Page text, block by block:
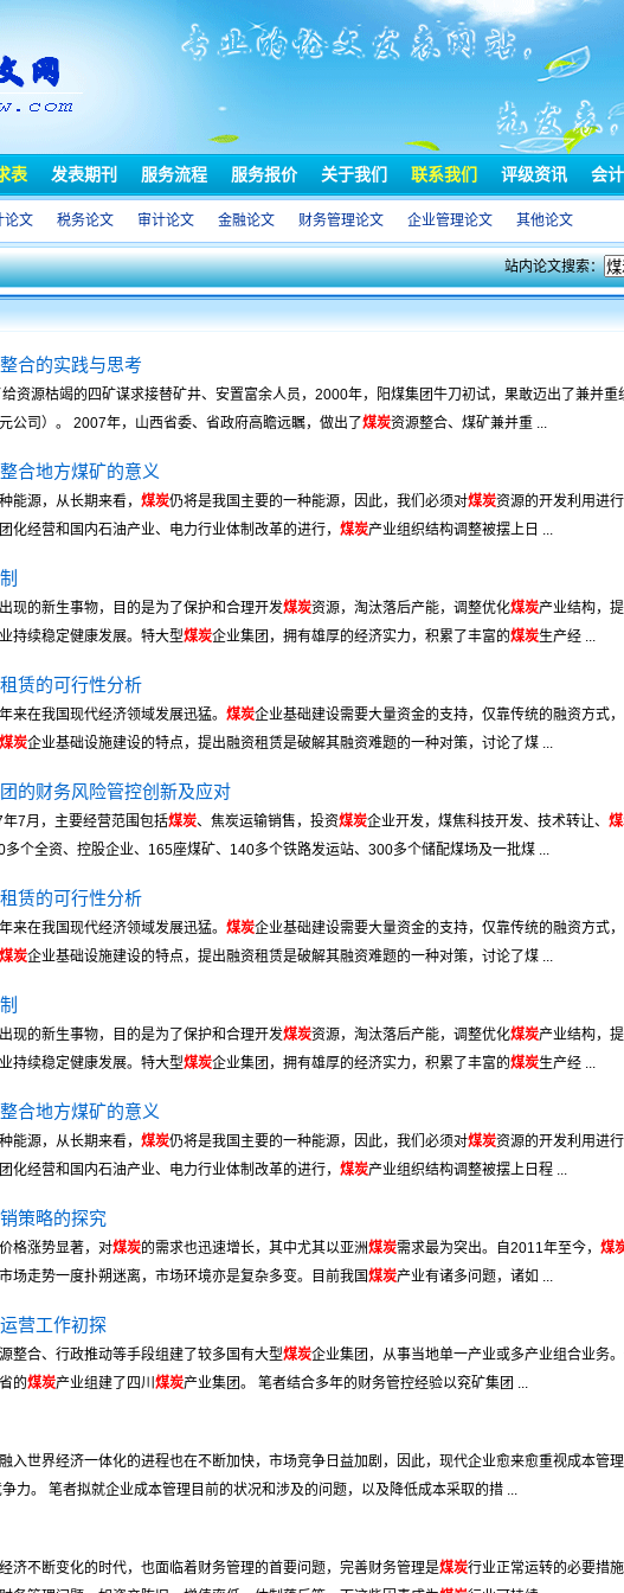
表 发表期刊 服务流程 服务报价 关于我们 联系我们 评级资讯 会
论文 税务论文 审计论文 金融论文 财务管理论文 企业管理论文 其他论文
站内论文搜索：
合的实践与思考
资源枯竭的四矿谋求接替矿井、安置富余人员，2000年，阳煤集团牛刀初试，果敢迈出了兼并
公司）。 2007年，山西省委、省政府高瞻远瞩，做出了煤炭资源整合、煤矿兼并重 ...
合地方煤矿的意义
能源，从长期来看， 煤炭仍将是我国主要的一种能源，因此，我们必须对煤炭资源的开发利用进
化经营和国内石油产业、电力行业体制改革的进行， 煤炭产业组织结构调整被摆上日 ...
现的新生事物，目的是为了保护和合理开发煤炭资源，淘汰落后产能，调整优化煤炭产业结构，
持续稳定健康发展。特大型煤炭企业集团，拥有雄厚的经济实力，积累了丰富的煤炭生产经 ...
赁的可行性分析
来在我国现代经济领域发展迅猛。 煤炭企业基础建设需要大量资金的支持，仅靠传统的融资方式
煤炭企业基础设施建设的特点，提出融资租赁是破解其融资难题的一种对策，讨论了煤 ...
的财务风险管控创新及应对
7月，主要经营范围包括煤炭、焦炭运输销售，投资煤炭企业开发，煤焦科技开发、技术转让、
个全资、控股企业、165座煤矿、140多个铁路发运站、300多个储配煤场及一批煤 ...
赁的可行性分析
来在我国现代经济领域发展迅猛。 煤炭企业基础建设需要大量资金的支持，仅靠传统的融资方式
煤炭企业基础设施建设的特点，提出融资租赁是破解其融资难题的一种对策，讨论了煤 ...
现的新生事物，目的是为了保护和合理开发煤炭资源，淘汰落后产能，调整优化煤炭产业结构，
持续稳定健康发展。特大型煤炭企业集团，拥有雄厚的经济实力，积累了丰富的煤炭生产经 ...
合地方煤矿的意义
能源，从长期来看， 煤炭仍将是我国主要的一种能源，因此，我们必须对煤炭资源的开发利用进
化经营和国内石油产业、电力行业体制改革的进行， 煤炭产业组织结构调整被摆上日程 ...
策略的探究
格涨势显著，对煤炭的需求也迅速增长，其中尤其以亚洲煤炭需求最为突出。自2011年至今， 煤
场走势一度扑朔迷离，市场环境亦是复杂多变。目前我国煤炭产业有诸多问题，诸如 ...
营工作初探
整合、行政推动等手段组建了较多国有大型煤炭企业集团，从事当地单一产业或多产业组合业务
的煤炭产业组建了四川 煤炭产业集团。 笔者结合多年的财务管控经验以兖矿集团 ...
入世界经济一体化的进程也在不断加快，市场竞争日益加剧，因此，现代企业愈来愈重视成本管
力。 笔者拟就企业成本管理目前的状况和涉及的问题，以及降低成本采取的措 ...
济不断变化的时代，也面临着财务管理的首要问题，完善财务管理是煤炭行业正常运转的必要措